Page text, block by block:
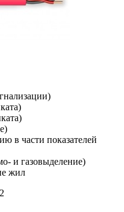
в части показателей
и газовыделение)
жил